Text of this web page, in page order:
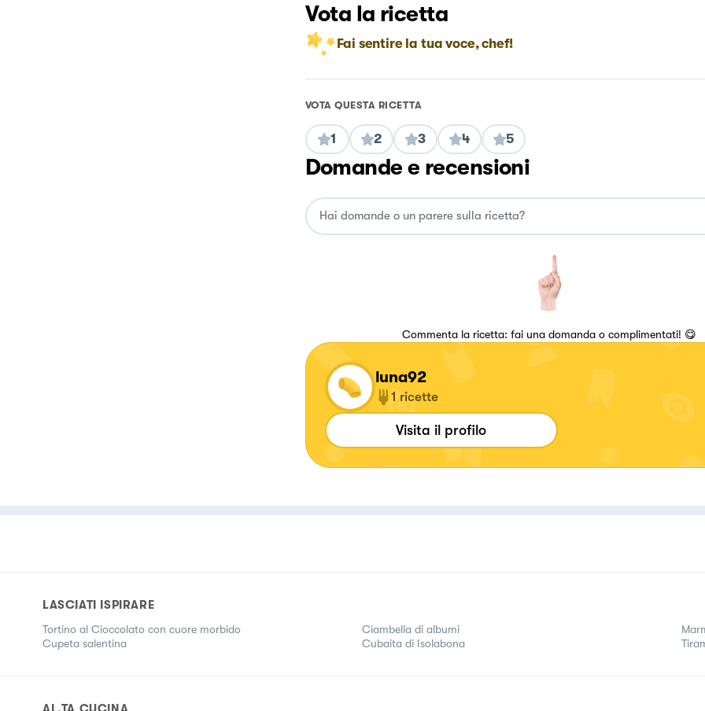
Vota la ricetta
Fai sentire la tua voce, chef!
VOTA QUESTA RICETTA
1 2 3 4 5
Domande e recensioni
Commenta la ricetta: fai una domanda o complimentati! 😋
luna92
1 ricette
Visita il profilo
LASCIATI ISPIRARE
Tortino al Cioccolato con cuore morbido
Cupeta salentina
Ciambella di albumi
Cubaita di Isolabona